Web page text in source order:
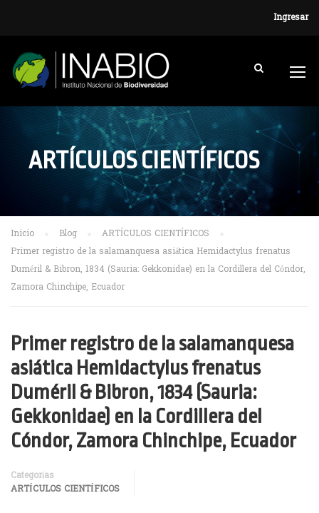
Ingresar
ARTÍCULOS CIENTÍFICOS
Inicio Blog
ARTÍCULOS CIENTÍFICOS
Primer registro de la salamanquesa asiática Hemidactylus frenatus
Duméril & Bibron, 1834 (Sauria: Gekkonidae) en la Cordillera del Cóndor,
Zamora Chinchipe, Ecuador
Primer registro de la salamanquesa
asiática Hemidactylus frenatus
Duméril & Bibron, 1834 (Sauria:
Gekkonidae) en la Cordillera del
Cóndor, Zamora Chinchipe, Ecuador
Categorías
ARTÍCULOS CIENTÍFICOS